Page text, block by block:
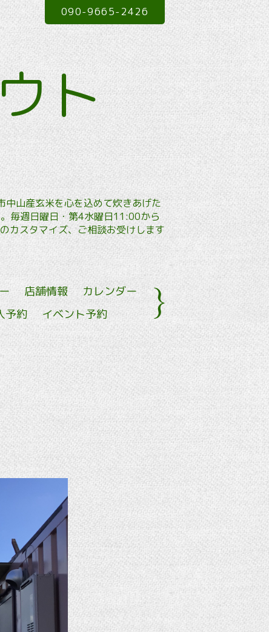
ウト
中山産玄米を心を込めて炊きあげた
毎週日曜日・第4水曜日11:00から
カスタマイズ、ご相談お受けします
090-9665-2426
店舗情報
カレンダー
予約 イベント予約